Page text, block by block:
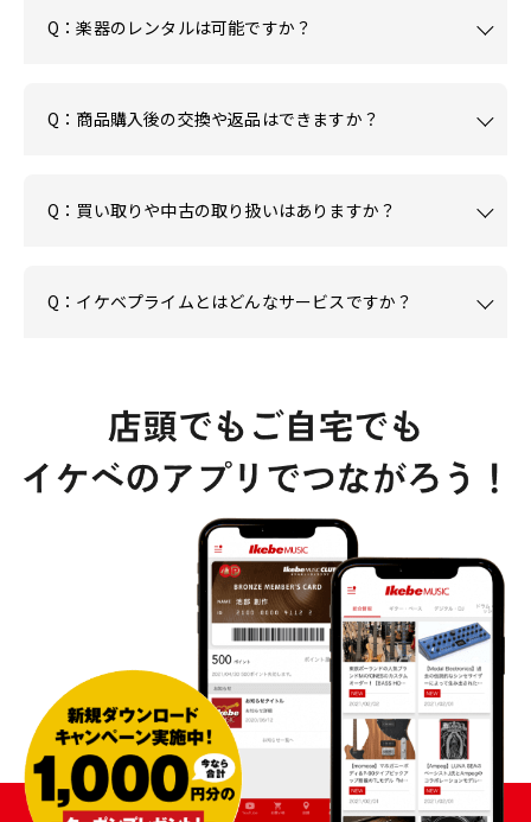
Q：楽器のレンタルは可能ですか？
Q：商品購入後の交換や返品はできますか？
Q：買い取りや中古の取り扱いはありますか？
Q：イケベプライムとはどんなサービスですか？